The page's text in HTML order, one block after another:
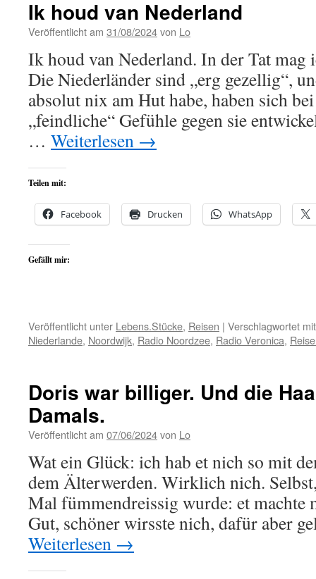
Ik houd van Nederland
Veröffentlicht am 31/08/2024von Lo
Ik houd van Nederland. In der Tat mag
Die Niederländer sind „erg gezellig“,
absolut nix am Hut habe, haben sich
„feindliche“ Gefühle gegen sie
… Weiterlesen →
Teilen mit:
Facebook Drucken WhatsApp
Gefällt mir:
Veröffentlicht unter Lebens.Stücke, Reisen | Verschlagwortet mit
Niederlande, Noordwijk, Radio Noordzee, Radio Veronica,
Doris war billiger. Und die
Damals.
Veröffentlicht am 07/06/2024von Lo
Wat ein Glück: ich hab et nich so mit
dem Älterwerden. Wirklich nich.
Mal fümmendreissig wurde: et
Gut, schöner wirsste nich, dafür aber
Weiterlesen →